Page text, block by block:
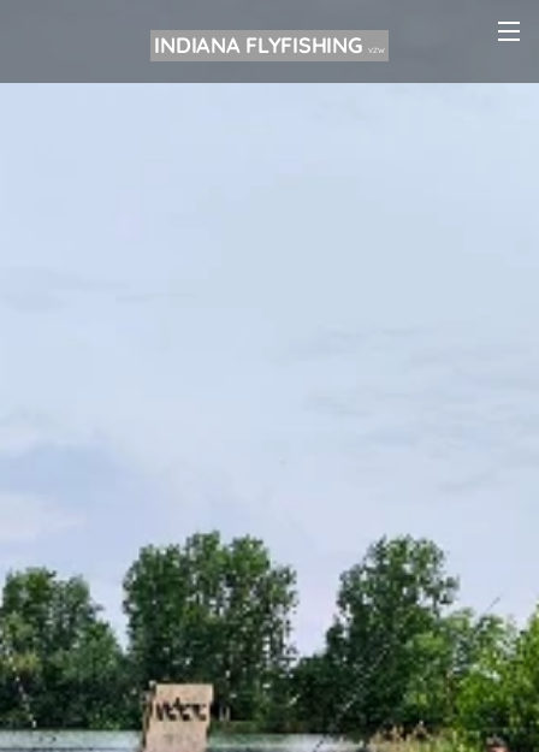
INDIANA FLYFISHINGVZW